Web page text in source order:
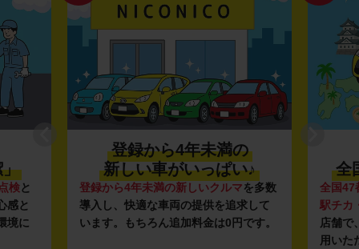
」
検と
感と
境に
登録から4年未満の
新しい車がいっぱい♪
登録から4年未満の新しいクルマを多数
導入し、快適な車両の提供を追求して
います。もちろん追加料金は0円です。
全
全国47
駅チカ
店舗で
用いた